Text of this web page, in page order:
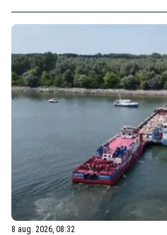
8 aug. 2026, 08:32